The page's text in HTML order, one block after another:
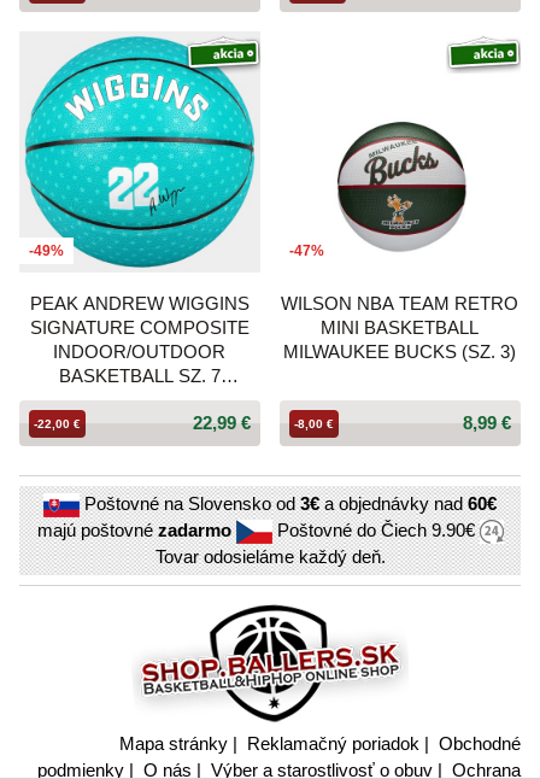
-49%
PEAK ANDREW WIGGINS
SIGNATURE COMPOSITE
INDOOR/OUTDOOR
BASKETBALL SZ. 7
PEACOCK GREEN
22,99 €
-22,00 €
-47%
WILSON NBA TEAM RETRO
MINI BASKETBALL
MILWAUKEE BUCKS (SZ. 3)
8,99 €
-8,00 €
Poštovné na Slovensko od3€a objednávky nad60€
majú poštovnézadarmo Poštovné do Čiech9.90€
Tovar odosieláme každý deň.
Mapa stránky | Reklamačný poriadok | Obchodné
podmienky | O nás | Výber a starostlivosť o obuv | Ochrana